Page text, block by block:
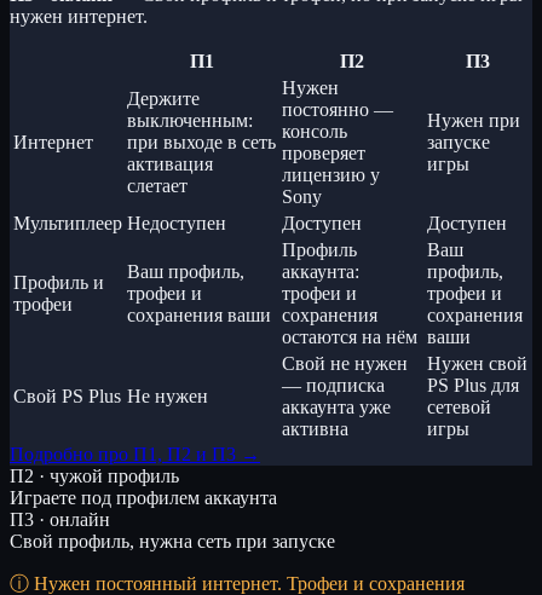
нужен интернет.
П1 П2 П3
Интернет
Держите
выключенным:
при выходе в сеть
активация
слетает
Нужен
постоянно —
консоль
проверяет
лицензию у
Sony
Нужен при
запуске
игры
Мультиплеер Недоступен Доступен Доступен
Профиль и
трофеи
Ваш профиль,
трофеи и
сохранения ваши
Профиль
аккаунта:
трофеи и
сохранения
остаются на нём
Ваш
профиль,
трофеи и
сохранения
ваши
Свой PS Plus Не нужен
Свой не нужен
— подписка
аккаунта уже
активна
Нужен свой
PS Plus для
сетевой
игры
Подробно про П1, П2 и П3 →
П2 · чужой профиль
Играете под профилем аккаунта
П3 · онлайн
Свой профиль, нужна сеть при запуске
Нужен постоянный интернет. Трофеи и сохранения